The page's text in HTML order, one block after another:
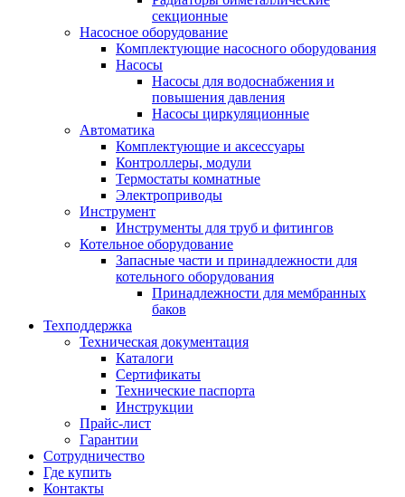
секционные
Насосное оборудование
Комплектующие насосного оборудования
Насосы
Насосы для водоснабжения и
повышения давления
Насосы циркуляционные
Автоматика
Комплектующие и аксессуары
Контроллеры, модули
Термостаты комнатные
Электроприводы
Инструмент
Инструменты для труб и фитингов
Котельное оборудование
Запасные части и принадлежности для
котельного оборудования
Принадлежности для мембранных
баков
Техподдержка
Техническая документация
Каталоги
Сертификаты
Технические паспорта
Инструкции
Прайс-лист
Гарантии
Сотрудничество
Где купить
Контакты